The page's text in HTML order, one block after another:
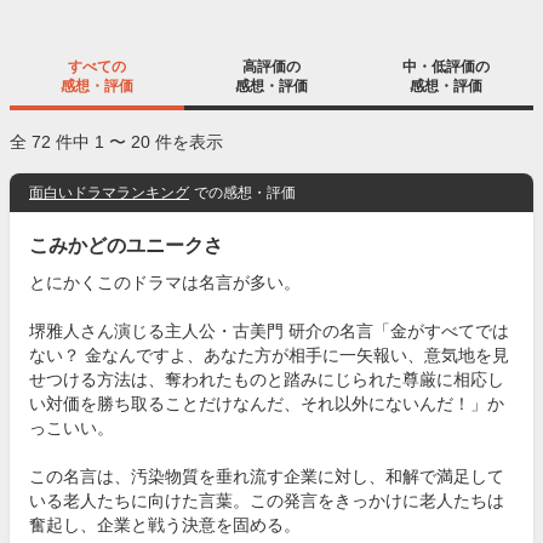
すべての
感想・評価
高評価の
感想・評価
中・低評価の
感想・評価
全 72 件中 1 〜 20 件を表示
面白いドラマランキング での感想・評価
こみかどのユニークさ
とにかくこのドラマは名言が多い。
堺雅人さん演じる主人公・古美門 研介の名言「金がすべてでは
ない？ 金なんですよ、あなた方が相手に一矢報い、意気地を見
せつける方法は、奪われたものと踏みにじられた尊厳に相応し
い対価を勝ち取ることだけなんだ、それ以外にないんだ！」か
っこいい。
この名言は、汚染物質を垂れ流す企業に対し、和解で満足して
いる老人たちに向けた言葉。この発言をきっかけに老人たちは
奮起し、企業と戦う決意を固める。